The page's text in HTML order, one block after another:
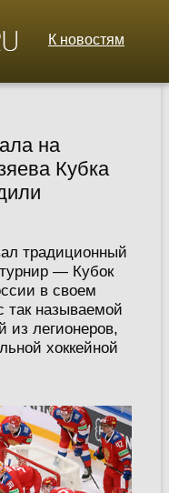
К новостям
на
Кубка
традиционный
— Кубок
в своем
так называемой
из легионеров,
хоккейной